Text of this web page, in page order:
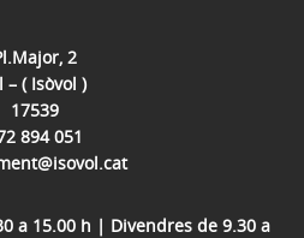
2
– ( Isòvol )
17539
894 051
a 15.00 h | Divendres de 9.30 a